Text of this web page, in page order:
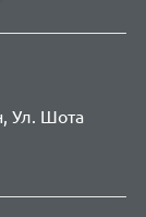
Ул. Шота